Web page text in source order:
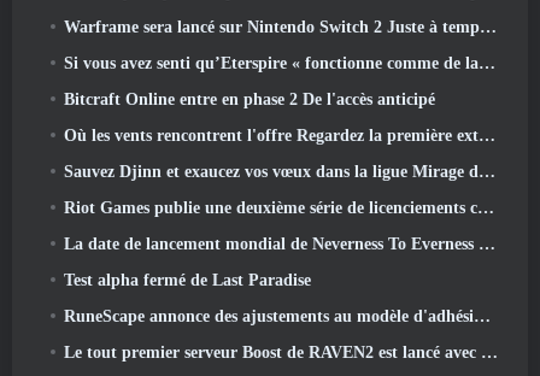
Warframe sera lancé sur Nintendo Switch 2 Juste à temps pour la prochaine mise à jour majeure, Le graphiste de l'ombre
Si vous avez senti qu’Eterspire « fonctionne comme de la merde », Le directeur créatif dit que ce n’est plus le cas
Bitcraft Online entre en phase 2 De l'accès anticipé
Où les vents rencontrent l'offre Regardez la première extension majeure de Hexi Live Stream
Sauvez Djinn et exaucez vos vœux dans la ligue Mirage de Path Of Exile
Riot Games publie une deuxième série de licenciements ce mois-ci
La date de lancement mondial de Neverness To Everness révélée
Test alpha fermé de Last Paradise
RuneScape annonce des ajustements au modèle d'adhésion Premier pour tenir compte des modifications récentes apportées au MMORPG
Le tout premier serveur Boost de RAVEN2 est lancé avec la mise à jour d'aujourd'hui